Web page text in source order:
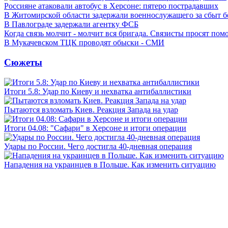
Россияне атаковали автобус в Херсоне: пятеро пострадавших
В Житомирской области задержали военнослужащего за сбыт
В Павлограде задержали агентку ФСБ
Когда связь молчит - молчит вся бригада. Связисты просят
В Мукачевском ТЦК проводят обыски - СМИ
Сюжеты
Итоги 5.8: Удар по Киеву и нехватка антибаллистики
Пытаются взломать Киев. Реакция Запада на удар
Итоги 04.08: "Сафари" в Херсоне и итоги операции
Удары по России. Чего достигла 40-дневная операция
Нападения на украинцев в Польше. Как изменить ситуацию